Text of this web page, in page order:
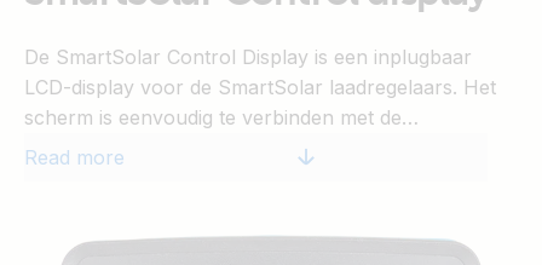
Multiplus-
Orion
De SmartSolar Control Display is een inplugbaar
LCD-display voor de SmartSolar laadregelaars. Het
scherm is eenvoudig te verbinden met de
laadregelaar door de rubberen afdichting aan de
Read more